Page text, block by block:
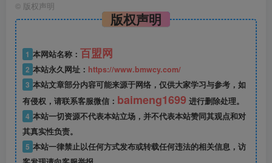
© 版权声明
版权声明
1 本网站名称： 百盟网
2 本站永久网址： https://www.bmwcy.com/
3 本站文章部分内容可能来源于网络，仅供大家学习与参考，如
有侵权，请联系客服微信： baimeng1699 进行删除处理。
4 本站一切资源不代表本站立场，并不代表本站赞同其观点和对
其真实性负责。
5 本站一律禁止以任何方式发布或转载任何违法的相关信息，访